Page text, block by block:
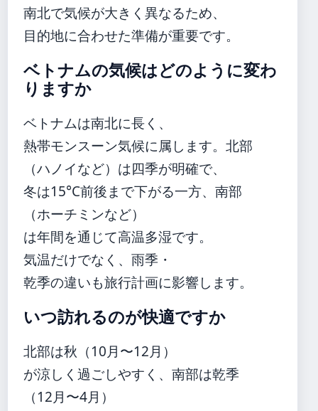
南北で気候が大きく異なるため、
目的地に合わせた準備が重要です。
ベトナムの気候はどのように変わ
りますか
ベトナムは南北に長く、
熱帯モンスーン気候に属します。北部
（ハノイなど）は四季が明確で、
冬は15°C前後まで下がる一方、南部
（ホーチミンなど）
は年間を通じて高温多湿です。
気温だけでなく、雨季・
乾季の違いも旅行計画に影響します。
いつ訪れるのが快適ですか
北部は秋（10月〜12月）
が涼しく過ごしやすく、南部は乾季
（12月〜4月）